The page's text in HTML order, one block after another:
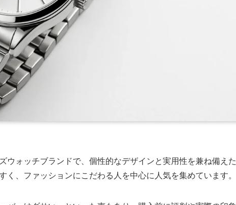
ウォッチブランドで、個性的なデザインと実用性を兼ね備えた
く、ファッションにこだわる人を中心に人気を集めています。